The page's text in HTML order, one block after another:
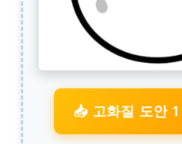
📥 고화질 도안